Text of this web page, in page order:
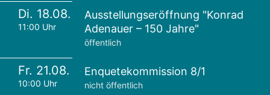
Di. 18.08.
11:00 Uhr
Ausstellungseröffnung "Konrad
Adenauer – 150 Jahre"
öffentlich
Fr. 21.08.
10:00 Uhr
Enquetekommission 8/1
nicht öffentlich